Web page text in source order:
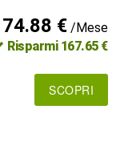
74.88 €/Mese
Risparmi 167.65 €
SCOPRI